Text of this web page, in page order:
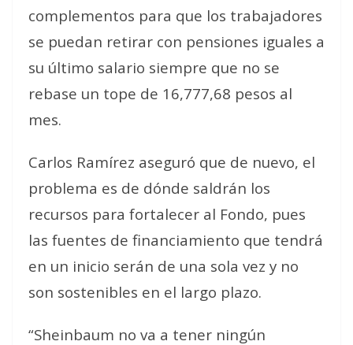
complementos para que los trabajadores
se puedan retirar con pensiones iguales a
su último salario siempre que no se
rebase un tope de 16,777,68 pesos al
mes.
Carlos Ramírez aseguró que de nuevo, el
problema es de dónde saldrán los
recursos para fortalecer al Fondo, pues
las fuentes de financiamiento que tendrá
en un inicio serán de una sola vez y no
son sostenibles en el largo plazo.
“Sheinbaum no va a tener ningún